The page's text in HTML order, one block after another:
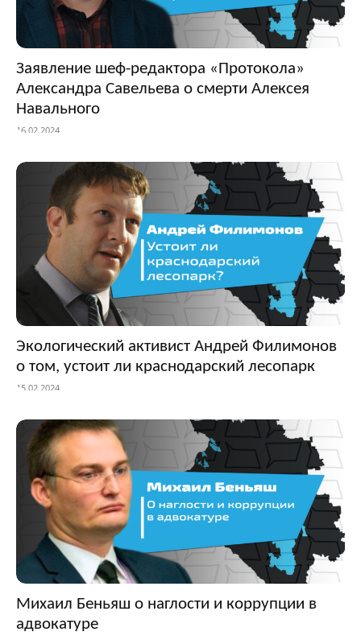
Заявление шеф-редактора «Протокола»
Александра Савельева о смерти Алексея
Навального
16.02.2024
Экологический активист Андрей Филимонов
о том, устоит ли краснодарский лесопарк
15.02.2024
Михаил Беньяш о наглости и коррупции в
адвокатуре